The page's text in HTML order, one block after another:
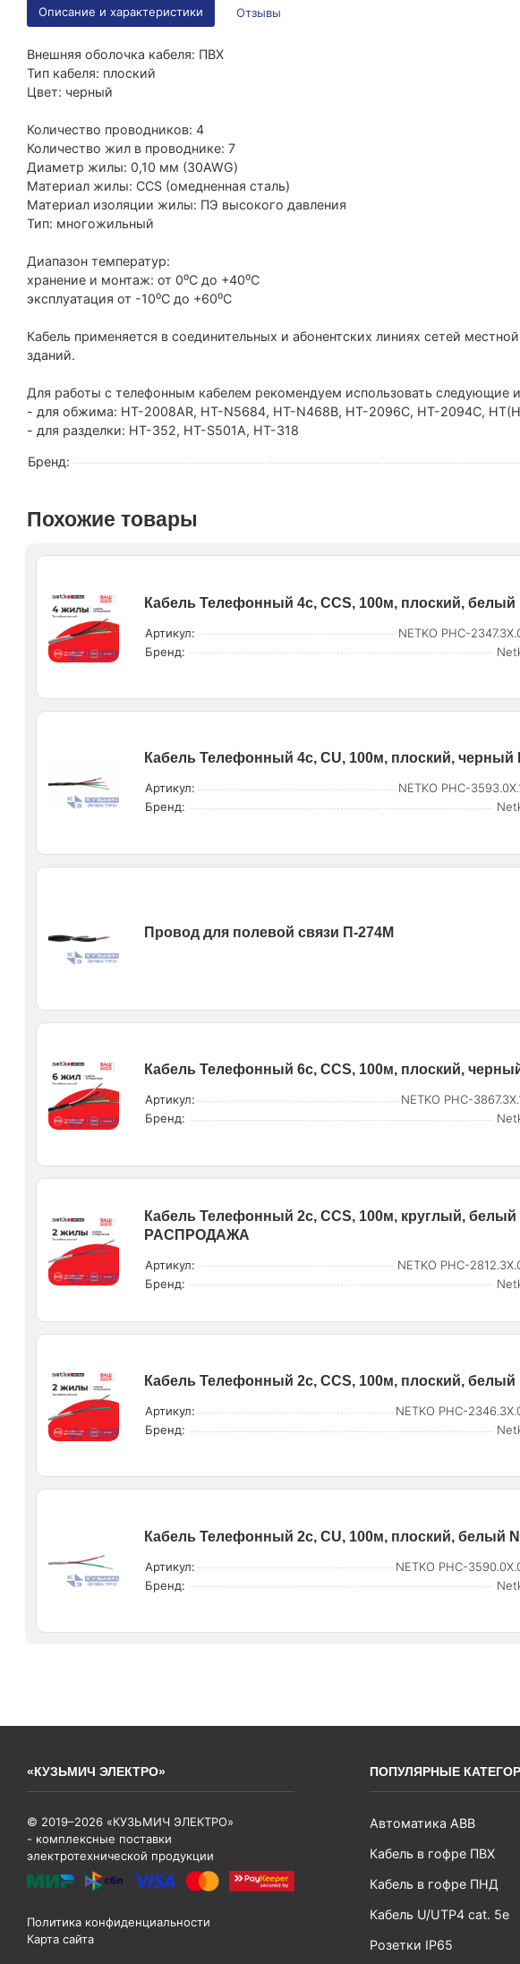
Описание и характеристики Отзывы
Внешняя оболочка кабеля: ПВХ
Тип кабеля: плоский
Цвет: черный
Количество проводников: 4
Количество жил в проводнике: 7
Диаметр жилы: 0,10 мм (30AWG)
Материал жилы: ССS (омедненная сталь)
Материал изоляции жилы: ПЭ высокого давления
Тип: многожильный
Диапазон температур:
хранение и монтаж: от 0⁰С до +40⁰С
эксплуатация от -10⁰С до +60⁰С
Кабель применяется в соединительных и абонентских линиях сетей
зданий.
Для работы с телефонным кабелем рекомендуем использовать следующие
- для обжима: HT-2008AR, HT-N5684, HT-N468B, HT-2096C, HT-2094C,
- для разделки: HT-352, HT-S501A, HT-318
Бренд:
Похожие товары
Кабель Телефонный 4с, CCS, 100м, плоский, белый
Артикул:
NETKO PHC-
Бренд:
Кабель Телефонный 4с, CU, 100м, плоский, черный
Артикул:
NETKO PHC-
Бренд:
Провод для полевой связи П-274М
Кабель Телефонный 6с, CCS, 100м, плоский,
Артикул:
NETKO PHC-
Бренд:
Кабель Телефонный 2с, CCS, 100м, круглый, белый
РАСПРОДАЖА
Артикул:
NETKO PHC-
Бренд:
Кабель Телефонный 2с, CCS, 100м, плоский, белый
Артикул:
NETKO PHC-
Бренд:
Кабель Телефонный 2c, CU, 100м, плоский, белый
Артикул:
NETKO PHC-
Бренд:
«КУЗЬМИЧ ЭЛЕКТРО»
© 2019–2026 «КУЗЬМИЧ ЭЛЕКТРО»
- комплексные поставки
электротехнической продукции
Политика конфиденциальности
Карта сайта
ПОПУЛЯРНЫЕ
Автоматика ABB
Кабель в гофре ПВХ
Кабель в гофре ПНД
Кабель U/UTP4 cat. 5e
Розетки IP65